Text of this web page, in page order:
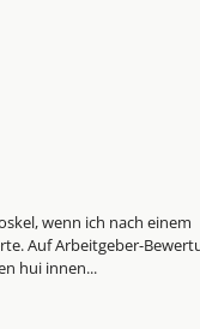
wenn ich nach einem
Auf Arbeitgeber-
deftiger zur Sache. "Außen hui innen...